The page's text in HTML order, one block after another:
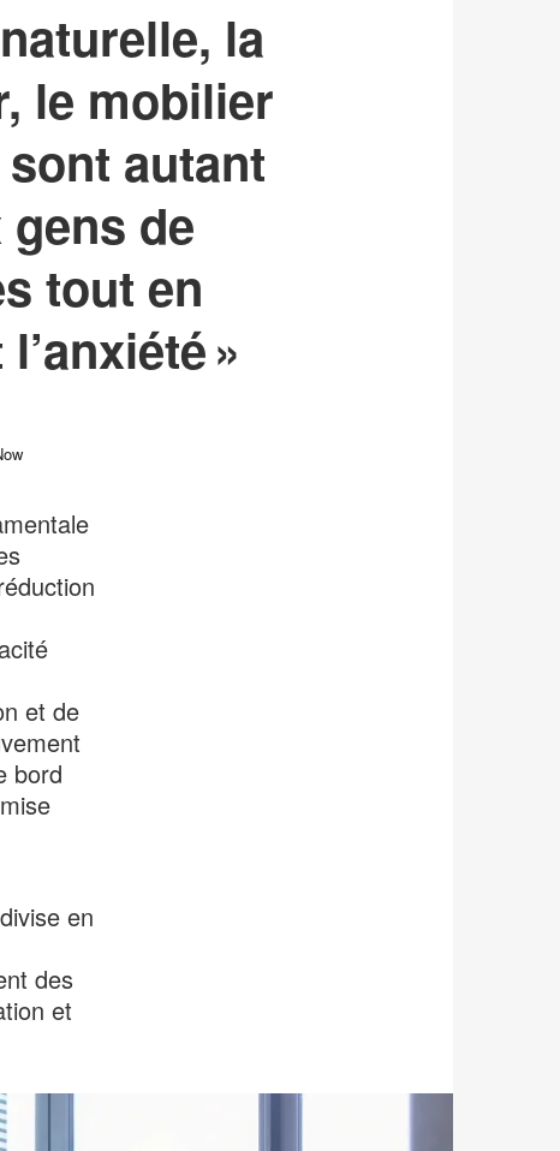
la
le mobilier
autant
de
tout en
»
et de
bord
en
des
et